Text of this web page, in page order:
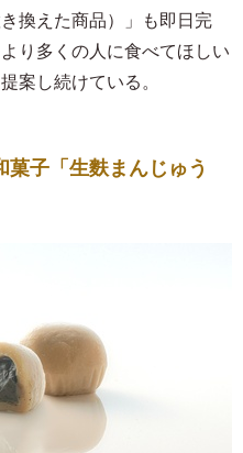
換えた商品）」も即日完
り多くの人に食べてほしい
案し続けている。
菓子「生麩まんじゅう